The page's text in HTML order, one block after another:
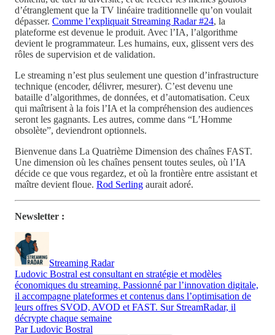
d’étranglement que la TV linéaire traditionnelle qu’on voulait
dépasser. Comme l’expliquait Streaming Radar #24, la
plateforme est devenue le produit. Avec l’IA, l’algorithme
devient le programmateur. Les humains, eux, glissent vers des
rôles de supervision et de validation.
Le streaming n’est plus seulement une question d’infrastructure
technique (encoder, délivrer, mesurer). C’est devenu une
bataille d’algorithmes, de données, et d’automatisation. Ceux
qui maîtrisent à la fois l’IA et la compréhension des audiences
seront les gagnants. Les autres, comme dans “L’Homme
obsolète”, deviendront optionnels.
Bienvenue dans La Quatrième Dimension des chaînes FAST.
Une dimension où les chaînes pensent toutes seules, où l’IA
décide ce que vous regardez, et où la frontière entre assistant et
maître devient floue. Rod Serling aurait adoré.
Newsletter :
Streaming Radar
Ludovic Bostral est consultant en stratégie et modèles
économiques du streaming. Passionné par l’innovation digitale,
il accompagne plateformes et contenus dans l’optimisation de
leurs offres SVOD, AVOD et FAST. Sur StreamRadar, il
décrypte chaque semaine
Par Ludovic Bostral